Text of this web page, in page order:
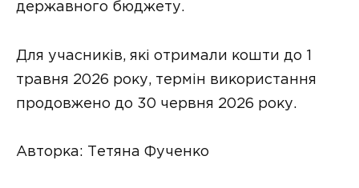
державного бюджету.
Для учасників, які отримали кошти до 1
травня 2026 року, термін використання
продовжено до 30 червня 2026 року.
Авторка: Тетяна Фученко